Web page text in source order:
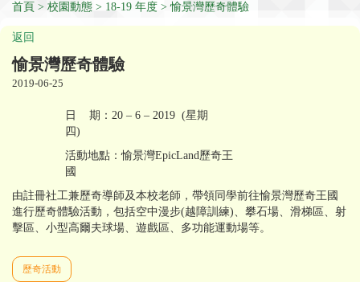
首頁 校園動態 18-19 年度 愉景灣歷奇體驗
返回
愉景灣歷奇體驗
2019-06-25
日 期：20 – 6 – 2019 (星期
四)
活動地點：愉景灣EpicLand歷奇王
國
由註冊社工兼歷奇導師及本校老師，帶領同學前往愉景灣歷奇王國
進行歷奇體驗活動，包括空中漫步(越障訓練)、攀石場、滑梯區、射
擊區、小型高爾夫球場、遊戲區、多功能運動場等。
歷奇活動